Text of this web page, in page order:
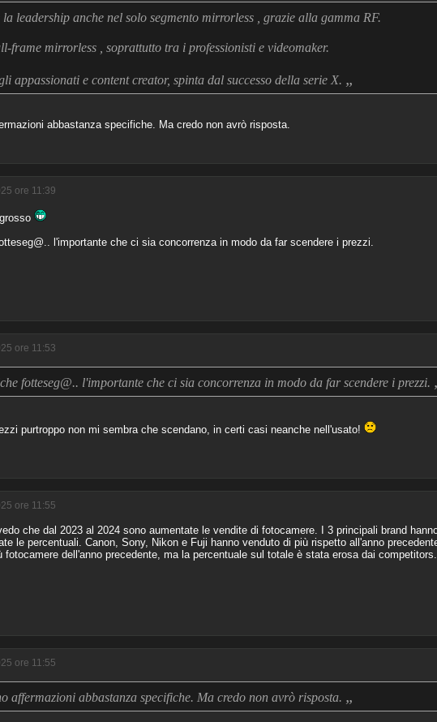
leadership anche nel solo segmento mirrorless , grazie alla gamma RF.
frame mirrorless , soprattutto tra i professionisti e videomaker.
appassionati e content creator, spinta dal successo della serie X. „
abbastanza specifiche. Ma credo non avrò risposta.
ore 11:39
l'importante che ci sia concorrenza in modo da far scendere i prezzi.
ore 11:53
fotteseg@.. l'importante che ci sia concorrenza in modo da far scendere i prezzi.
purtroppo non mi sembra che scendano, in certi casi neanche nell'usato!
ore 11:55
che dal 2023 al 2024 sono aumentate le vendite di fotocamere. I 3 principali brand
le percentuali. Canon, Sony, Nikon e Fuji hanno venduto di più rispetto all'anno
fotocamere dell'anno precedente, ma la percentuale sul totale è stata erosa dai competitors.
ore 11:55
affermazioni abbastanza specifiche. Ma credo non avrò risposta. „